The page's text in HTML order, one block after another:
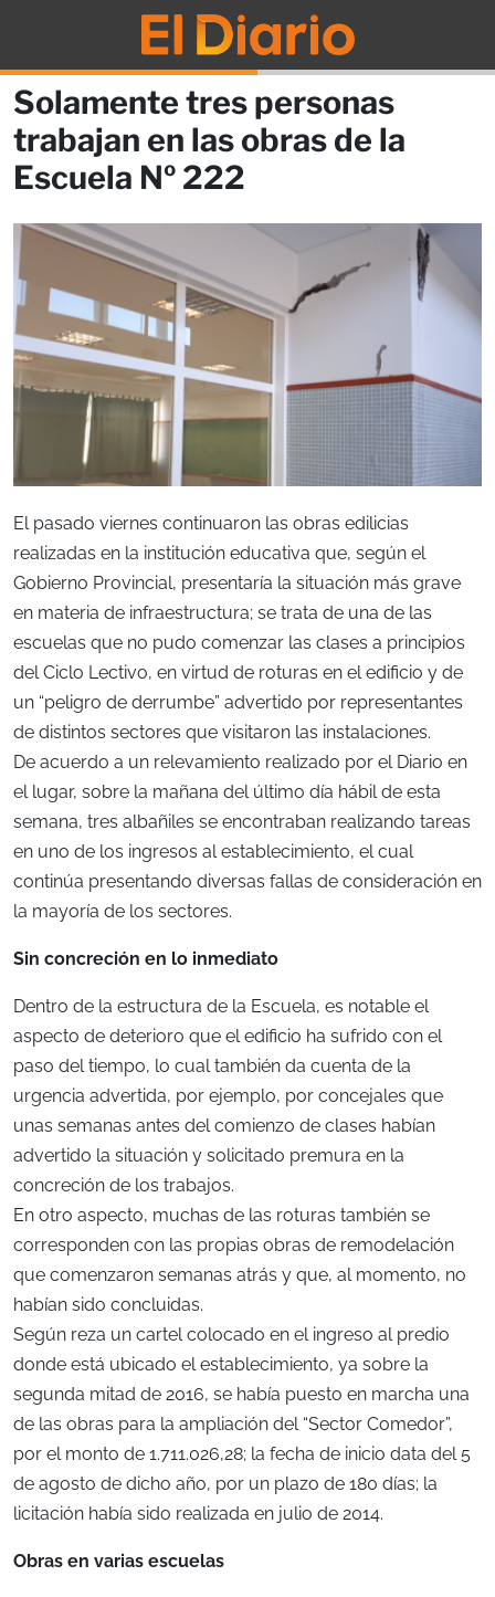
Solamente tres personas
trabajan en las obras de la
Escuela Nº 222
El pasado viernes continuaron las obras edilicias
realizadas en la institución educativa que, según el
Gobierno Provincial, presentaría la situación más grave
en materia de infraestructura; se trata de una de las
escuelas que no pudo comenzar las clases a principios
del Ciclo Lectivo, en virtud de roturas en el edificio y de
un “peligro de derrumbe” advertido por representantes
de distintos sectores que visitaron las instalaciones.
De acuerdo a un relevamiento realizado por el Diario en
el lugar, sobre la mañana del último día hábil de esta
semana, tres albañiles se encontraban realizando tareas
en uno de los ingresos al establecimiento, el cual
continúa presentando diversas fallas de consideración en
la mayoría de los sectores.
Sin concreción en lo inmediato
Dentro de la estructura de la Escuela, es notable el
aspecto de deterioro que el edificio ha sufrido con el
paso del tiempo, lo cual también da cuenta de la
urgencia advertida, por ejemplo, por concejales que
unas semanas antes del comienzo de clases habían
advertido la situación y solicitado premura en la
concreción de los trabajos.
En otro aspecto, muchas de las roturas también se
corresponden con las propias obras de remodelación
que comenzaron semanas atrás y que, al momento, no
habían sido concluidas.
Según reza un cartel colocado en el ingreso al predio
donde está ubicado el establecimiento, ya sobre la
segunda mitad de 2016, se había puesto en marcha una
de las obras para la ampliación del “Sector Comedor”,
por el monto de 1.711.026,28; la fecha de inicio data del 5
de agosto de dicho año, por un plazo de 180 días; la
licitación había sido realizada en julio de 2014.
Obras en varias escuelas